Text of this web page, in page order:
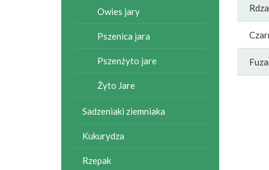
Owies jary
Pszenica jara
Pszenżyto jare
Żyto Jare
Sadzeniaki ziemniaka
Kukurydza
Rzepak